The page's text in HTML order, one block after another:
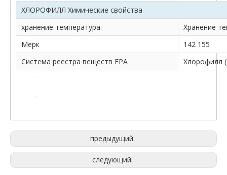
ХЛОРОФИЛЛ Химические свойства
хранение температура.
Хранение
Мерк
142 155
Система реестра веществ EPA
Хлорофилл
предыдущий:
следующий: